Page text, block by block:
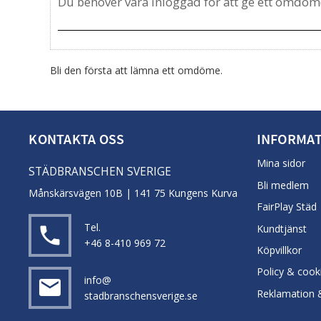
Bli den första att lämna ett omdöme.
KONTAKTA OSS
STÄDBRANSCHEN SVERIGE
Månskärsvägen 10B | 141 75 Kungens Kurva
local_phone
Tel.
+46 8-410 969 72
email
info@
stadbranschensverige.se
Mina sidor
Bli medlem
FairPlay Städ
Kundtjänst
Köpvillkor
Policy &
Reklamation